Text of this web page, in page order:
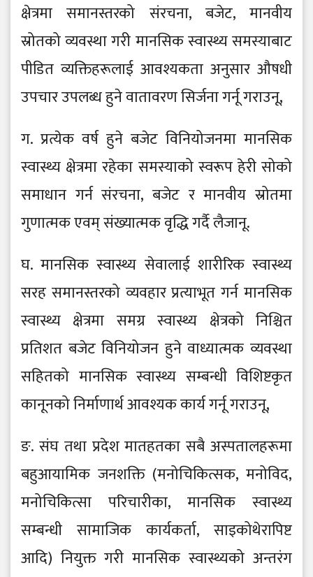
क्षेत्रमा समानस्तरको संरचना, बजेट, मानवीय
स्रोतको व्यवस्था गरी मानसिक स्वास्थ्य समस्याबाट
पीडित व्यक्तिहरूलाई आवश्यकता अनुसार औषधी
उपचार उपलब्ध हुने वातावरण सिर्जना गर्नू गराउनू,
ग. प्रत्येक वर्ष हुने बजेट विनियोजनमा मानसिक
स्वास्थ्य क्षेत्रमा रहेका समस्याको स्वरूप हेरी सोको
समाधान गर्न संरचना, बजेट र मानवीय स्रोतमा
गुणात्मक एवम् संख्यात्मक वृद्धि गर्दै लैजानू.
घ. मानसिक स्वास्थ्य सेवालाई शारीरिक स्वास्थ्य
सरह समानस्तरको व्यवहार प्रत्याभूत गर्न मानसिक
स्वास्थ्य क्षेत्रमा समग्र स्वास्थ्य क्षेत्रको निश्चित
प्रतिशत बजेट विनियोजन हुने वाध्यात्मक व्यवस्था
सहितको मानसिक स्वास्थ्य सम्बन्धी विशिष्टकृत
कानूनको निर्माणार्थ आवश्यक कार्य गर्नू गराउनू,
ङ. संघ तथा प्रदेश मातहतका सबै अस्पतालहरूमा
बहुआयामिक जनशक्ति (मनोचिकित्सक, मनोविद,
मनोचिकित्सा परिचारीका, मानसिक स्वास्थ्य
सम्बन्धी सामाजिक कार्यकर्ता, साइकोथेरापिष्ट
आदि) नियुक्त गरी मानसिक स्वास्थ्यको अन्तरंग